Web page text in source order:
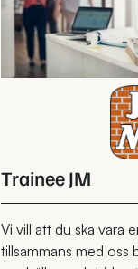
Trainee JM
Vi vill att du ska vara
tillsammans med oss